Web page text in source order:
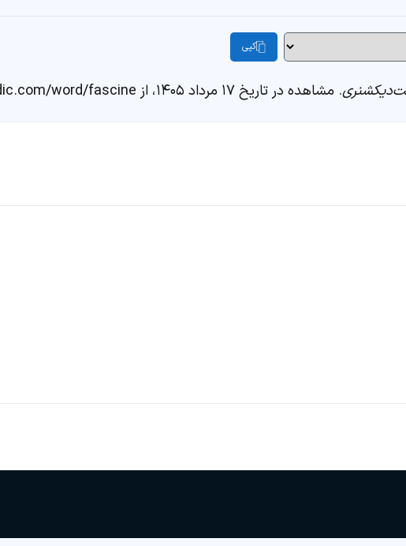
کپی
. مشاهده در تاریخ ۱۷ مرداد ۱۴۰۵، از https://fastdic.com/word/fascine